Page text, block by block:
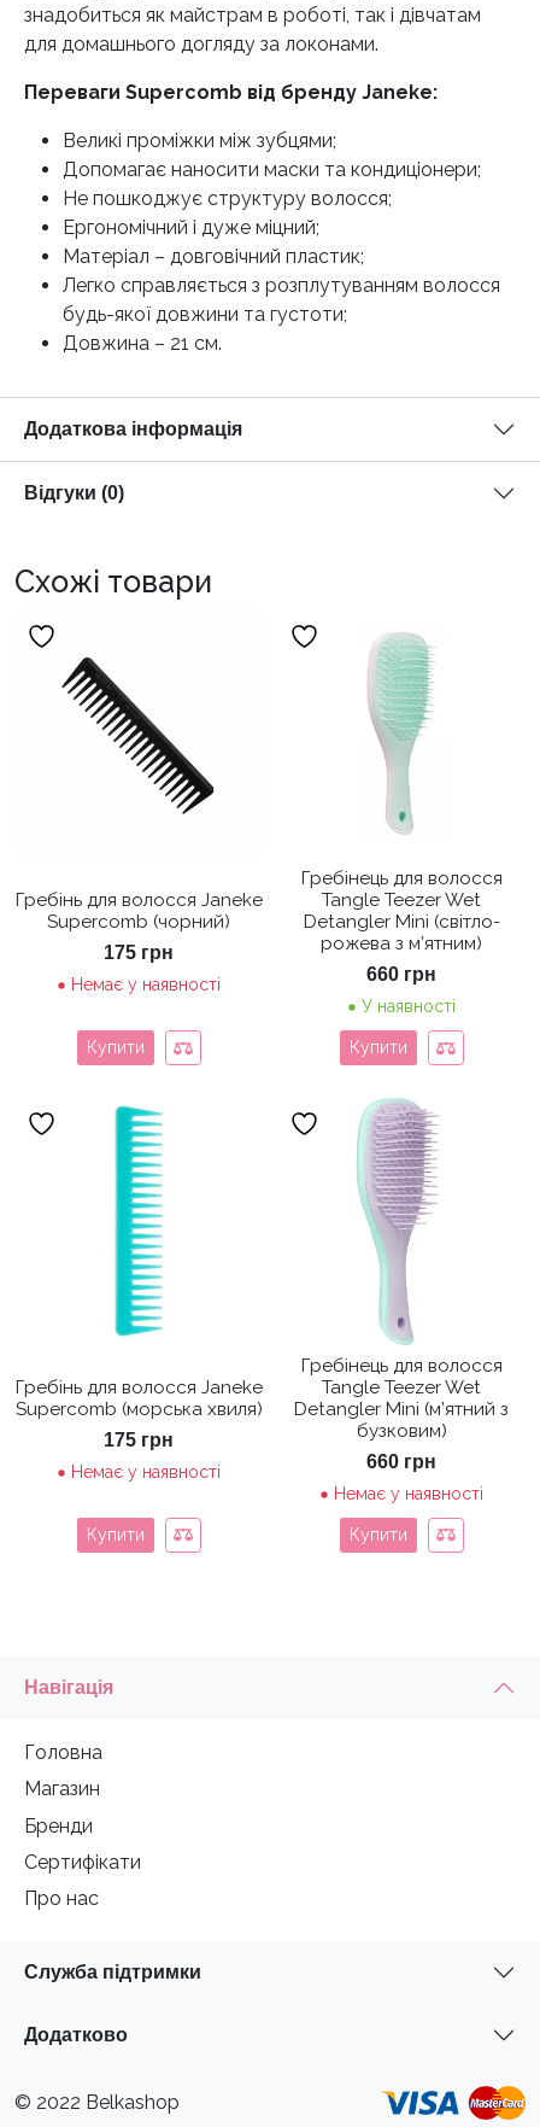
знадобиться як майстрам в роботі, так і дівчатам
для домашнього догляду за локонами.
Переваги Supercomb від бренду Janeke:
Великі проміжки між зубцями;
Допомагає наносити маски та кондиціонери;
Не пошкоджує структуру волосся;
Ергономічний і дуже міцний;
Матеріал – довговічний пластик;
Легко справляється з розплутуванням волосся
будь-якої довжини та густоти;
Довжина – 21 см.
Додаткова інформація
Відгуки (0)
Схожі товари
Гребінь для волосся Janeke
Supercomb (чорний)
175 грн
Немає у наявності
Купити
Гребінець для волосся
Tangle Teezer Wet
Detangler Mini (світло-
рожева з м’ятним)
660 грн
У наявності
Купити
Гребінь для волосся Janeke
Supercomb (морська хвиля)
175 грн
Немає у наявності
Купити
Гребінець для волосся
Tangle Teezer Wet
Detangler Mini (м’ятний з
бузковим)
660 грн
Немає у наявності
Купити
Навігація
Головна
Магазин
Бренди
Сертифікати
Про нас
Служба підтримки
Додатково
© 2022 Belkashop